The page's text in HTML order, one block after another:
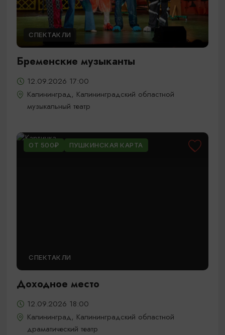
СПЕКТАКЛИ
Бременские музыканты
12.09.2026 17:00
Калининград, Калининградский областной
музыкальный театр
ОТ 500₽ ПУШКИНСКАЯ КАРТА
СПЕКТАКЛИ
Доходное место
12.09.2026 18:00
Калининград, Калининградский областной
драматический театр